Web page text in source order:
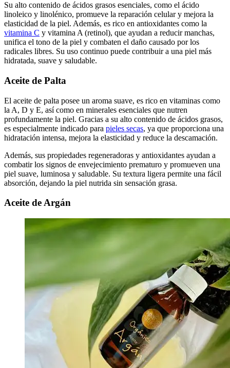
Su alto contenido de ácidos grasos esenciales, como el ácido
linoleico y linolénico, promueve la reparación celular y mejora la
elasticidad de la piel. Además, es rico en antioxidantes como la
vitamina C y vitamina A (retinol), que ayudan a reducir manchas,
unifica el tono de la piel y combaten el daño causado por los
radicales libres. Su uso continuo puede contribuir a una piel más
hidratada, suave y saludable.
Aceite de Palta
El aceite de palta posee un aroma suave, es rico en vitaminas como
la A, D y E, así como en minerales esenciales que nutren
profundamente la piel. Gracias a su alto contenido de ácidos grasos,
es especialmente indicado para pieles secas, ya que proporciona una
hidratación intensa, mejora la elasticidad y reduce la descamación.
Además, sus propiedades regeneradoras y antioxidantes ayudan a
combatir los signos de envejecimiento prematuro y promueven una
piel suave, luminosa y saludable. Su textura ligera permite una fácil
absorción, dejando la piel nutrida sin sensación grasa.
Aceite de Argán